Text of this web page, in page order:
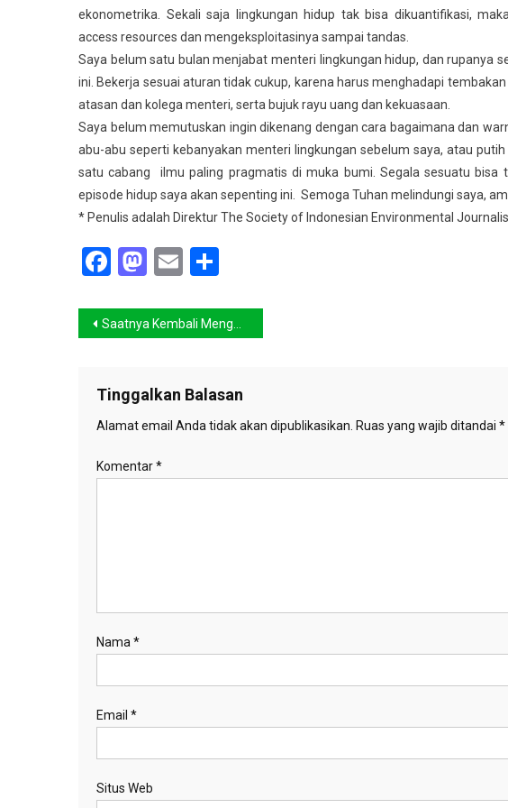
ekonometrika. Sekali saja lingkungan hidup tak bisa dikuantifikasi,
access resources dan mengeksploitasinya sampai tandas.
Saya belum satu bulan menjabat menteri lingkungan hidup, dan rupanya
ini. Bekerja sesuai aturan tidak cukup, karena harus menghadapi
atasan dan kolega menteri, serta bujuk rayu uang dan kekuasaan.
Saya belum memutuskan ingin dikenang dengan cara bagaimana dan
abu-abu seperti kebanyakan menteri lingkungan sebelum saya, atau
satu cabang ilmu paling pragmatis di muka bumi. Segala sesuatu bisa
episode hidup saya akan sepenting ini. Semoga Tuhan melindungi saya,
* Penulis adalah Direktur The Society of Indonesian Environmental
Facebook
Mastodon
Email
Navigasi
Saatnya Kembali Menghidupkan Pengetahuan Lokal
Tinggalkan Balasan
Alamat email Anda tidak akan dipublikasikan. Ruas yang wajib ditandai *
Komentar*
Nama *
Email *
Situs Web